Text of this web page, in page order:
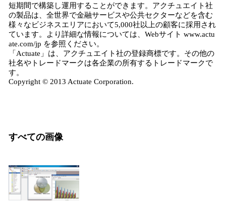
短期間で構築し運用することができます。アクチュエイト社
の製品は、全世界で金融サービスや公共セクターなどを含む
様々なビジネスエリアにおいて5,000社以上の顧客に採用され
ています。より詳細な情報については、Webサイト www.actu
ate.com/jp を参照ください。
「Actuate」は、アクチュエイト社の登録商標です。その他の
社名やトレードマークは各企業の所有するトレードマークで
す。
Copyright © 2013 Actuate Corporation.
すべての画像